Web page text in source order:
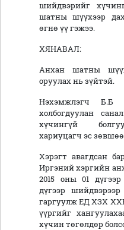
шийдвэрийг
шатны шүүхээр
өгнө үү гэжээ.
ХЯНАВАЛ:
Анхан шатны
оруулах нь зүйтэй.
Нэхэмжлэгч Б.Б
холбогдуулан
хүчингүй
хариуцагч эс
Хэрэгт авагдсан
Иргэний хэргийн
2015 оны 01
дүгээр
гаргуулж ЕД ХЗХ
үүргийг
хүчин төгөлдөр